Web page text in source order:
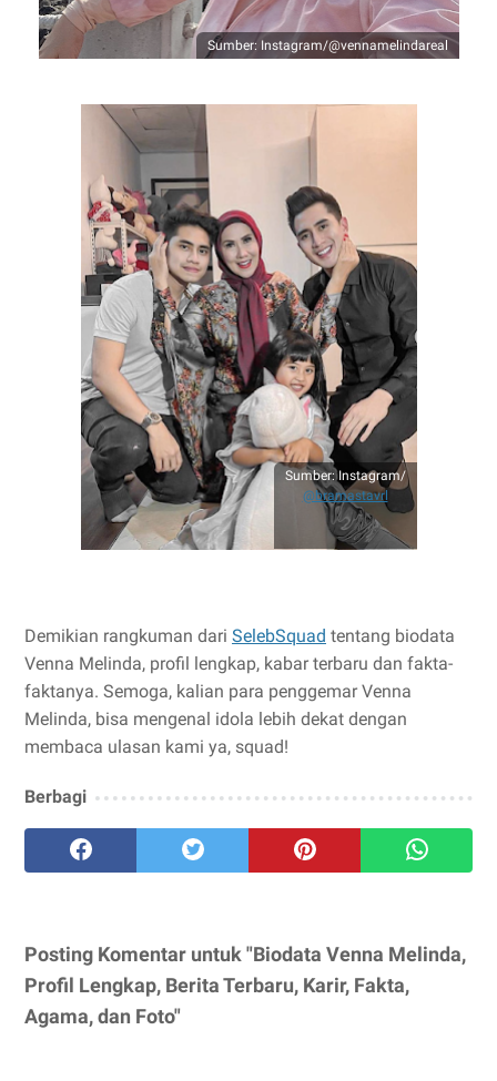
Sumber: Instagram/@vennamelindareal
Sumber: Instagram/
@bramastavrl
Demikian rangkuman dari SelebSquad tentang biodata
Venna Melinda, profil lengkap, kabar terbaru dan fakta-
faktanya. Semoga, kalian para penggemar Venna
Melinda, bisa mengenal idola lebih dekat dengan
membaca ulasan kami ya, squad!
Berbagi
Posting Komentar untuk "Biodata Venna Melinda,
Profil Lengkap, Berita Terbaru, Karir, Fakta,
Agama, dan Foto"